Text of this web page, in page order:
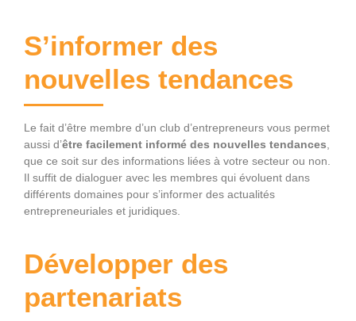
S’informer des
nouvelles tendances
Le fait d’être membre d’un club d’entrepreneurs vous permet
aussi d’être facilement informé des nouvelles tendances
que ce soit sur des informations liées à votre secteur ou non.
Il suffit de dialoguer avec les membres qui évoluent dans
différents domaines pour s’informer des actualités
entrepreneuriales et juridiques.
Développer des
partenariats